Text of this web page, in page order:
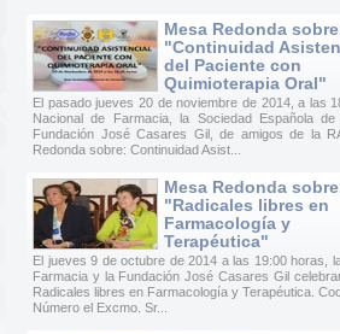
Mesa Redonda
"Continuidad
del Paciente con
Quimioterapia Oral"
El pasado jueves 20 de noviembre de 2014, a las
Nacional de Farmacia, la Sociedad Española
Fundación José Casares Gil, de amigos de la
Redonda sobre: Continuidad Asist...
Mesa Redonda
"Radicales libres en
Farmacología y
Terapéutica"
El jueves 9 de octubre de 2014 a las 19:00 horas,
Farmacia y la Fundación José Casares Gil
Radicales libres en Farmacología y Terapéutica.
Número el Excmo. Sr...